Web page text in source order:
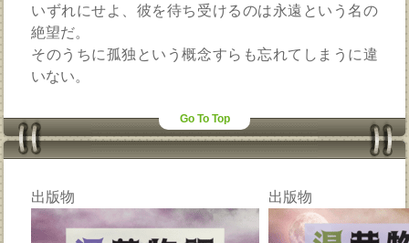
いずれにせよ、彼を待ち受けるのは永遠という名の
絶望だ。
そのうちに孤独という概念すらも忘れてしまうに違
いない。
Go To Top
出版物 出版物